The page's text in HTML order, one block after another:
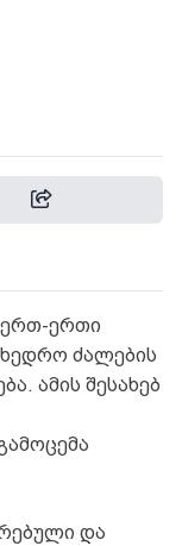
ერთ-ერთი
ძალების
ამის შესახებ
და